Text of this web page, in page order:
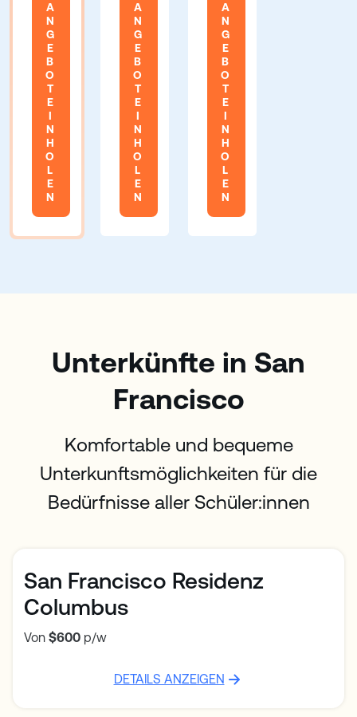
A
N
G
E
B
O
T
E
I
N
H
O
L
E
N
A
N
G
E
B
O
T
E
I
N
H
O
L
E
N
A
N
G
E
B
O
T
E
I
N
H
O
L
E
N
Unterkünfte in San
Francisco
Komfortable und bequeme
Unterkunftsmöglichkeiten für die
Bedürfnisse aller Schüler:innen
San Francisco Residenz
Columbus
Von $600 p/w
DETAILS ANZEIGEN